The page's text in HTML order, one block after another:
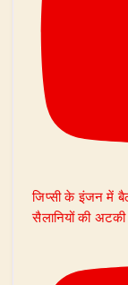
जिप्सी के इंजन में
सैलानियों की